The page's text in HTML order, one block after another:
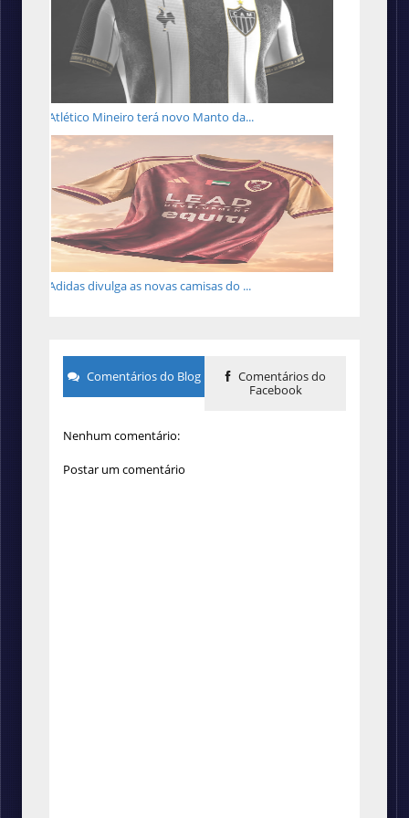
Atlético Mineiro terá novo Manto da...
Adidas divulga as novas camisas do ...
Comentários do Blog
Comentários do
Facebook
Nenhum comentário:
Postar um comentário